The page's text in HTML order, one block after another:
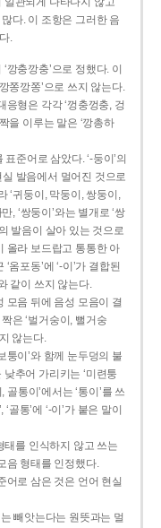
다. 이 조항은 그러한 음
.
충깡충’으로 정했다. 이
쫑깡쫑’으로 쓰지 않는다.
응형은 각각 ‘껑충껑충, 겅
을 이루는 말은 ‘깡총하
준어로 삼았다. ‘-둥이’의
실 발음에서 멀어진 것으로
‘귀둥이, 막둥이, 쌍둥이,
, ‘쌍둥이’와는 별개로 ‘쌍
발음이 살아 있는 것으로
올라 보드랍고 통통한 아
옴포동’에 ‘-이’가 결합된
같이 쓰지 않는다.
모음 뒤에 음성 모음이 결
은 ‘벌거숭이, 뻘거숭
않는다.
이’와 함께 눈두덩의 불
추어 가리키는 ‘미련퉁
골통이’에서는 ‘통이’를 쓰
골통’에 ‘-이’가 붙은 말이
태를 인식하지 않고 쓰는
음 형태를 인정했다.
어로 삼은 것은 언어 현실
빼앗는다는 원뜻과는 멀